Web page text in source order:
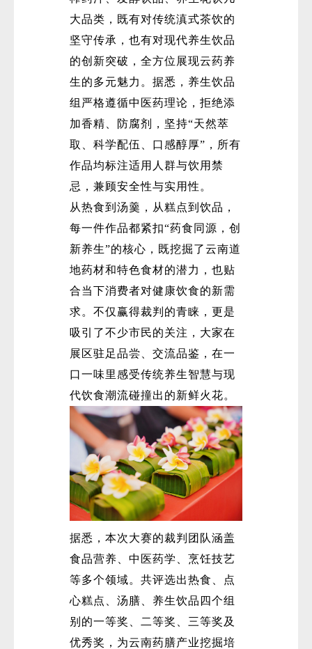
大品类，既有对传统滇式茶饮的
坚守传承，也有对现代养生饮品
的创新突破，全方位展现云药养
生的多元魅力。据悉，养生饮品
组严格遵循中医药理论，拒绝添
加香精、防腐剂，坚持“天然萃
取、科学配伍、口感醇厚”，所有
作品均标注适用人群与饮用禁
忌，兼顾安全性与实用性。
从热食到汤羹，从糕点到饮品，
每一件作品都紧扣“药食同源，创
新养生”的核心，既挖掘了云南道
地药材和特色食材的潜力，也贴
合当下消费者对健康饮食的新需
求。不仅赢得裁判的青睐，更是
吸引了不少市民的关注，大家在
展区驻足品尝、交流品鉴，在一
口一味里感受传统养生智慧与现
代饮食潮流碰撞出的新鲜火花。
据悉，本次大赛的裁判团队涵盖
食品营养、中医药学、烹饪技艺
等多个领域。共评选出热食、点
心糕点、汤膳、养生饮品四个组
别的一等奖、二等奖、三等奖及
优秀奖，为云南药膳产业挖掘培